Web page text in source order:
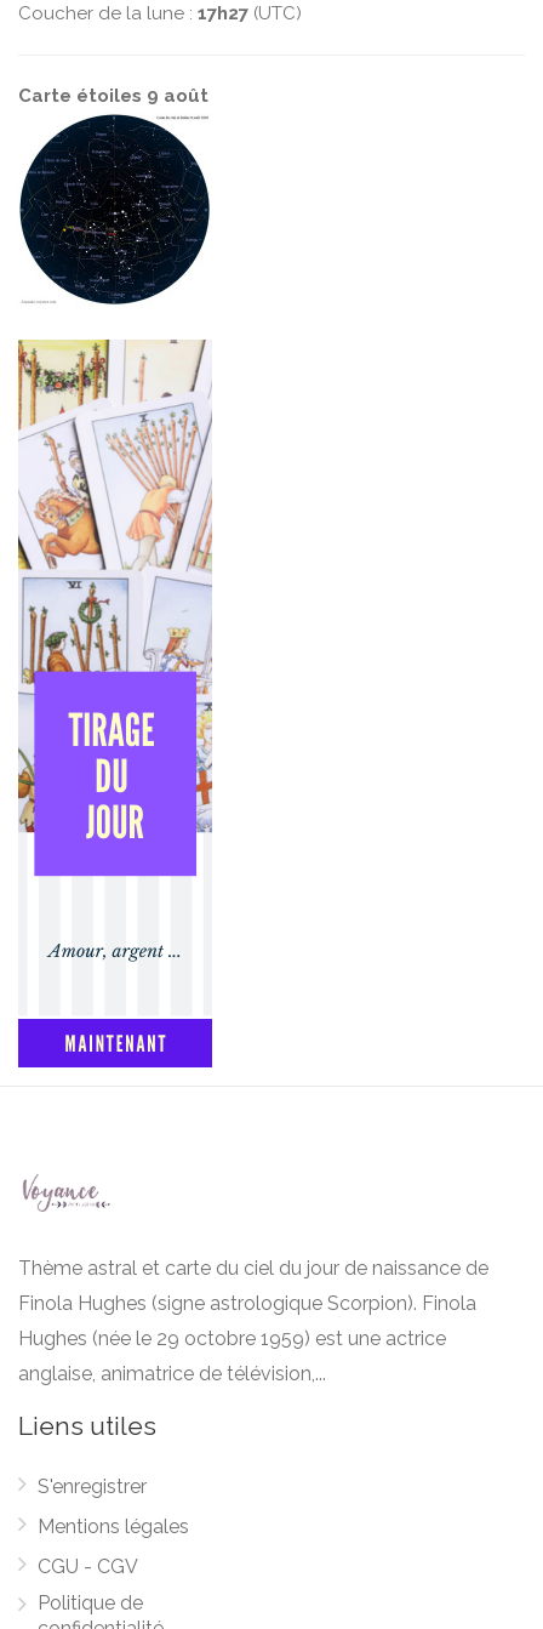
Coucher de la lune : 17h27 (UTC)
Carte étoiles 9 août
Thème astral et carte du ciel du jour de naissance de
Finola Hughes (signe astrologique Scorpion). Finola
Hughes (née le 29 octobre 1959) est une actrice
anglaise, animatrice de télévision,...
Liens utiles
S'enregistrer
Mentions légales
CGU - CGV
Politique de